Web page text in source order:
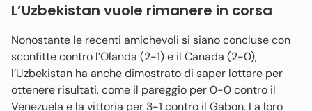
L’Uzbekistan vuole rimanere in corsa
Nonostante le recenti amichevoli si siano concluse con
sconfitte contro l’Olanda (2-1) e il Canada (2-0),
l’Uzbekistan ha anche dimostrato di saper lottare per
ottenere risultati, come il pareggio per 0-0 contro il
Venezuela e la vittoria per 3-1 contro il Gabon. La loro